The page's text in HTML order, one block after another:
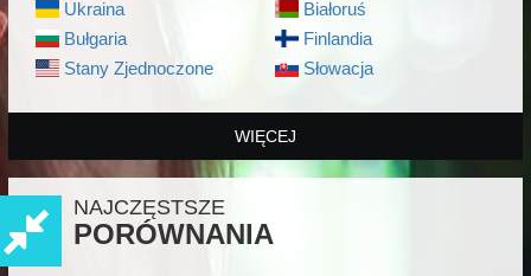
Ukraina
Bułgaria
Stany Zjednoczone
Białoruś
Finlandia
Słowacja
WIĘCEJ
NAJCZĘSTSZE
PORÓWNANIA